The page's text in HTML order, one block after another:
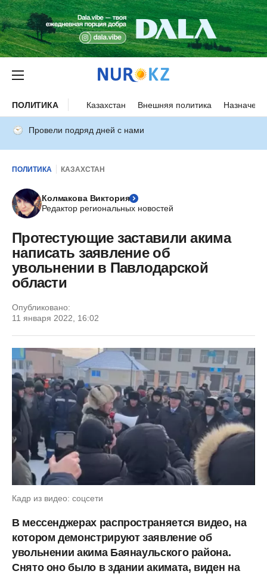
ПОЛИТИКА Казахстан Внешняя политика
Провели подряд дней с нами
ПОЛИТИКА КАЗАХСТАН
Колмакова Виктория
Редактор региональных новостей
Протестующие заставили акима
написать заявление об
увольнении в Павлодарской
области
Опубликовано:
11 января 2022, 16:02
Кадр из видео: соцсети
В мессенджерах распространяется видео, на
котором демонстрируют заявление об
увольнении акима Баянаульского района.
Снято оно было в здании акимата, виден на